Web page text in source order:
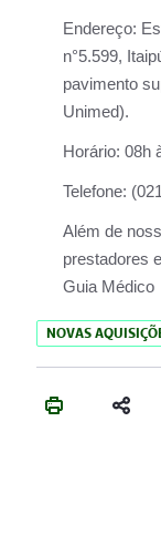
Endereço:
n°5.599,
pavimento
Unimed).
Horário: 08h
Telefone:
Além de
prestadores
Guia Médico
NOVAS